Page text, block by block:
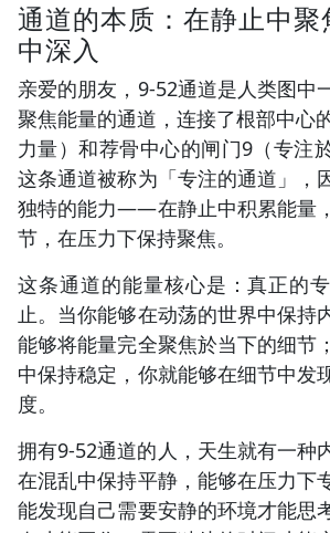
通道的本质：在静止中聚
中深入
亲爱的朋友，9-52通道是人类图中
聚焦能量的通道，连接了根部中心
力量）和荐骨中心的闸门9（专注
这条通道被称为「专注的通道」，
独特的能力——在静止中积累能量
节，在压力下保持聚焦。
这条通道的能量核心是：真正的
止。当你能够在动荡的世界中保持
能够将能量完全聚焦於当下的细节
中保持稳定，你就能够在细节中发
度。
拥有9-52通道的人，天生就有一种
在混乱中保持平静，能够在压力下
能发现自己需要安静的环境才能思